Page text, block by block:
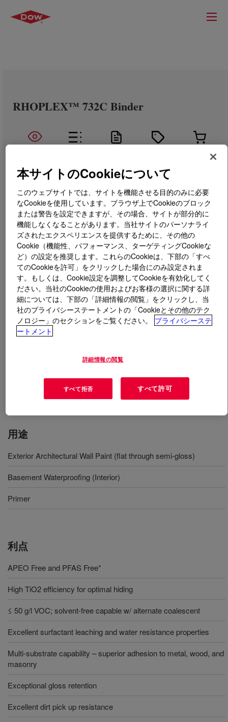
RHOPLEX™ 732C Binder
とはRHOPLEX™ 732C Binder?
An aqueous acrylic emulsion that utilizes unique polymer
architecture and ambient crosslinking that allows for
superior exterior durability and water resistance
properties. It has a low coalescent demand to help
formulators meet low VOC targets of < 50 g/L.
RHOPLEX™ 732C Binder has formulating versatility to
over a variety of substrates from flat to semi-high gloss.
RHOPLEX™ 732C is made without APEO-containing
surfactants and does not contain any intentionally added
用途
Exterior Architectural Wall Paint (flat through semi-gloss)
Basement Waterproofing (Interior)
Primer
利点
APEO Free and PFAS Free*
High TiO2 efficiency for optimal hiding
≤ 50 g/l VOC; solvent-free capable w/ alternate coalescent
Excellent surfactant leaching and water resistance properties
Multi-substrate capability – superior adhesion to metal, wood, and
masonry
Exceptional gloss retention
Excellent dirt pick up resistance
本サイトのCookieについて
このウェブサイトでは、サイトを機能させる目的のみに必要
なCookieを使用しています。ブラウザ上でCookieのブロック
または警告を設定できますが、その場合、サイトが部分的に
機能しなくなることがあります。当社サイトのパーソナライ
ズされたエクスペリエンスを提供するために、その他の
Cookie（機能性、パフォーマンス、ターゲティングCookieな
ど）の設定を推奨します。これらのCookieは、下部の「すべ
てのCookieを許可」をクリックした場合にのみ設定されま
す。もしくは、Cookie設定を調整してCookieを有効化してく
ださい。当社のCookieの使用およびお客様の選択に関する詳
細については、下部の「詳細情報の閲覧」をクリックし、当
社のプライバシーステートメントの「Cookieとその他のテク
ノロジー」のセクションをご覧ください。
プライバシーステ
ートメント
詳細情報の閲覧
すべて拒否 すべて許可